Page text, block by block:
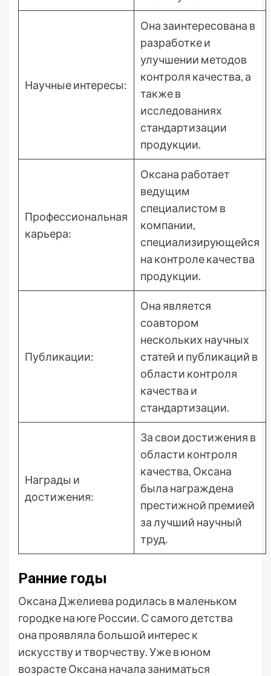
Научные интересы:
Она заинтересована в
разработке и
улучшении методов
контроля качества, а
также в
исследованиях
стандартизации
продукции.
Профессиональная
карьера:
Оксана работает
ведущим
специалистом в
компании,
специализирующейся
на контроле качества
продукции.
Публикации:
Она является
соавтором
нескольких научных
статей и публикаций в
области контроля
качества и
стандартизации.
Награды и
достижения:
За свои достижения в
области контроля
качества, Оксана
была награждена
престижной премией
за лучший научный
труд.
Ранние годы
Оксана Джелиева родилась в маленьком
городке на юге России. С самого детства
она проявляла большой интерес к
искусству и творчеству. Уже в юном
возрасте Оксана начала заниматься